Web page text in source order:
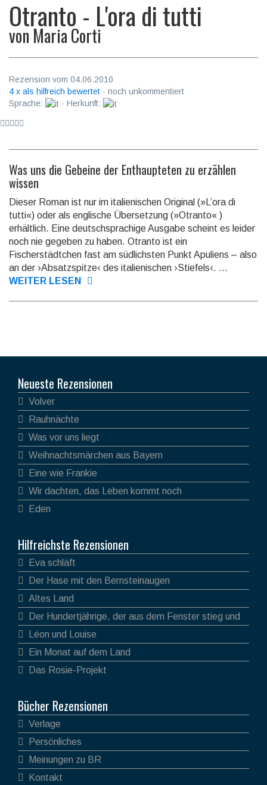
Otranto - L'ora di tutti
von Maria Corti
Rezension vom 04.06.2010
4 x als hilfreich bewertet · noch unkommentiert
Sprache:
· Herkunft:
Was uns die Gebeine der Enthaupteten zu erzählen
wissen
Dieser Roman ist nur im italienischen Original (»L’ora di
tutti«) oder als englische Übersetzung (»Otranto« )
erhältlich. Eine deutschsprachige Ausgabe scheint es leider
noch nie gegeben zu haben. Otranto ist ein
Fischerstädtchen fast am süd­lichsten Punkt Apuliens – also
an der ›Ab­satz­spitze‹ des italienischen ›Stiefels‹. ...
WEITER LESEN
Neueste Rezensionen
Volver
Rauhnächte
Was vor uns liegt
Weihnachtsmärchen aus Bayern
Eine wie Frankie
Wir dachten, das Leben kommt noch
Eden
Hilfreichste Rezensionen
Eva schläft
Der Hase mit den Bernsteinaugen
Altes Land
Der Hundertjährige, der aus dem Fenster stieg und
verschwand
Léon und Louise
Ein Monat auf dem Land
Das Rosie-Projekt
Bücher Rezensionen
Verlage
Persönliches
Meinungen zu BR
Kontakt